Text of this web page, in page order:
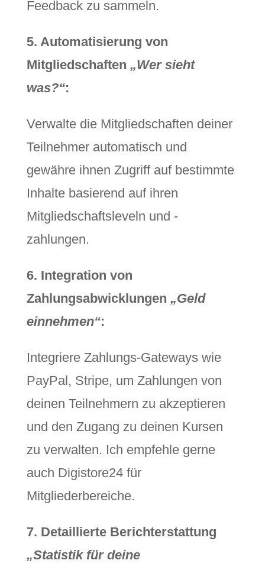
Feedback zu sammeln.
5. Automatisierung von
Mitgliedschaften „Wer sieht
was?“:
Verwalte die Mitgliedschaften deiner
Teilnehmer automatisch und
gewähre ihnen Zugriff auf bestimmte
Inhalte basierend auf ihren
Mitgliedschaftsleveln und -
zahlungen.
6. Integration von
Zahlungsabwicklungen „Geld
einnehmen“:
Integriere Zahlungs-Gateways wie
PayPal, Stripe, um Zahlungen von
deinen Teilnehmern zu akzeptieren
und den Zugang zu deinen Kursen
zu verwalten. Ich empfehle gerne
auch Digistore24 für
Mitgliederbereiche.
7. Detaillierte Berichterstattung
„Statistik für deine